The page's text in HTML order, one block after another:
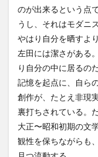
のが出来るという点
うし、それはモダニ
やはり自分を晒すよ
左田には潔さがある
り自分の中に居るの
記憶を起点に、自ら
創作が、たとえ非現
裏打ちされている。
大正〜昭和初期の文
観性を保ちながらも